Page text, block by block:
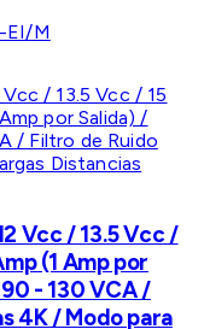
EI/M
Vcc / 13.5 Vcc /
(1 Amp por
- 130 VCA /
4K / Modo para